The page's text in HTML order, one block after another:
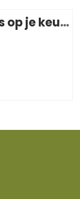
Promotiepakket ‘Trots op je keurmerk’